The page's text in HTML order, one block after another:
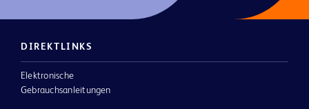
DIREKTLINKS
Elektronische
Gebrauchsanleitungen